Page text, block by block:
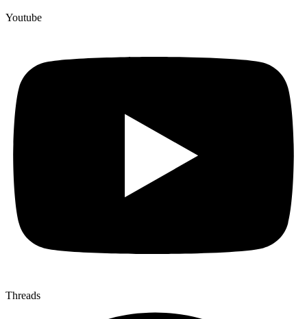
Youtube
Threads